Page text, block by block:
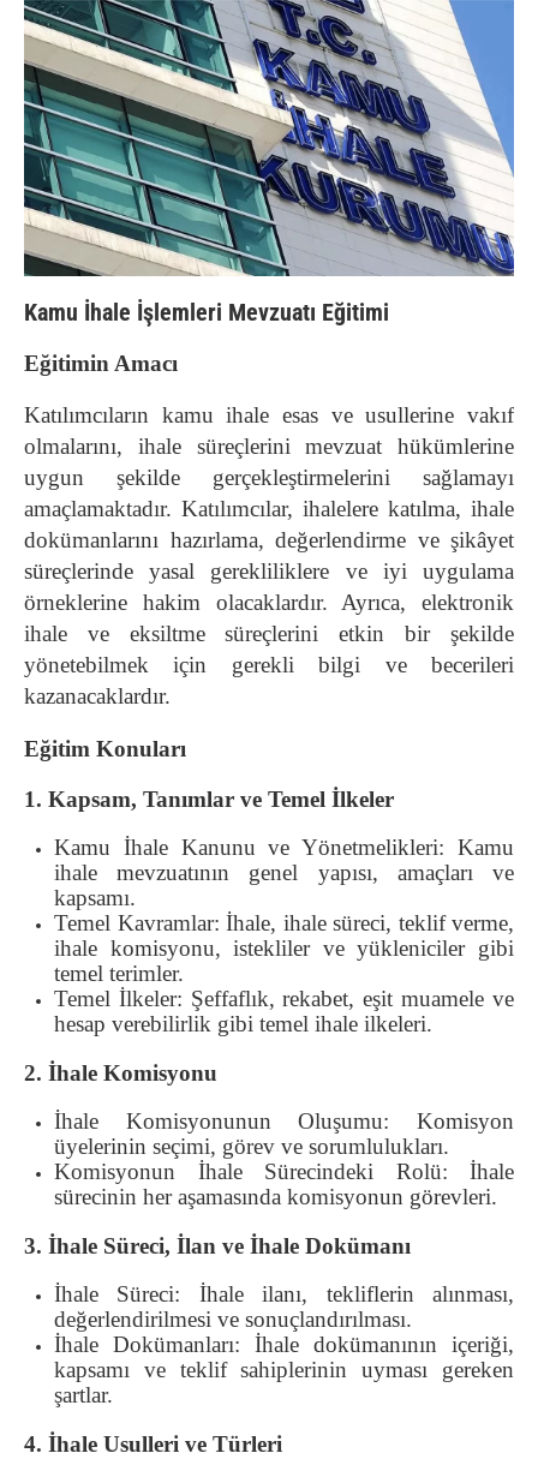
Kamu İhale İşlemleri Mevzuatı Eğitimi
Eğitimin Amacı
Katılımcıların kamu ihale esas ve usullerine vakıf
olmalarını, ihale süreçlerini mevzuat hükümlerine
uygun şekilde gerçekleştirmelerini sağlamayı
amaçlamaktadır. Katılımcılar, ihalelere katılma, ihale
dokümanlarını hazırlama, değerlendirme ve şikâyet
süreçlerinde yasal gerekliliklere ve iyi uygulama
örneklerine hakim olacaklardır. Ayrıca, elektronik
ihale ve eksiltme süreçlerini etkin bir şekilde
yönetebilmek için gerekli bilgi ve becerileri
kazanacaklardır.
Eğitim Konuları
1. Kapsam, Tanımlar ve Temel İlkeler
Kamu İhale Kanunu ve Yönetmelikleri: Kamu
ihale mevzuatının genel yapısı, amaçları ve
kapsamı.
Temel Kavramlar: İhale, ihale süreci, teklif verme,
ihale komisyonu, istekliler ve yükleniciler gibi
temel terimler.
Temel İlkeler: Şeffaflık, rekabet, eşit muamele ve
hesap verebilirlik gibi temel ihale ilkeleri.
2. İhale Komisyonu
İhale Komisyonunun Oluşumu: Komisyon
üyelerinin seçimi, görev ve sorumlulukları.
Komisyonun İhale Sürecindeki Rolü: İhale
sürecinin her aşamasında komisyonun görevleri.
3. İhale Süreci, İlan ve İhale Dokümanı
İhale Süreci: İhale ilanı, tekliflerin alınması,
değerlendirilmesi ve sonuçlandırılması.
İhale Dokümanları: İhale dokümanının içeriği,
kapsamı ve teklif sahiplerinin uyması gereken
şartlar.
4. İhale Usulleri ve Türleri